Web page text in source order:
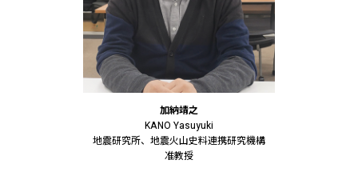
加納靖之
KANO Yasuyuki
地震研究所、地震火山史料連携研究機構
准教授